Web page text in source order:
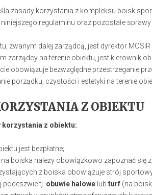
zasady korzystania z kompleksu boisk
regulaminu oraz pozostałe
zwanym dalej zarządcą, jest dyrektor MOSiR
zarządcy na terenie obiektu, jest kierownik
obowiązuje bezwzględne przestrzeganie
porządku, czystości i estetyki na terenie
Z OBIEKTU
korzystania z obiektu:
jest bezpłatne;
boiska należy obowiązkowo zapoznać się
z boiska obowiązuje strój
podeszwie tj. obuwie halowe lub turf (na